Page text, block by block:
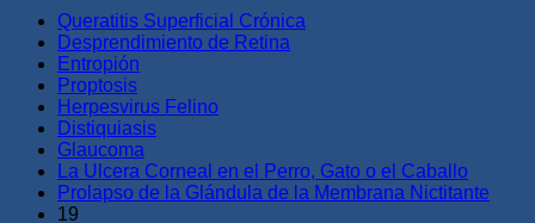
Queratitis Superficial Crónica
Desprendimiento de Retina
Entropión
Proptosis
Herpesvirus Felino
Distiquiasis
Glaucoma
La Ulcera Corneal en el Perro, Gato o el Caballo
Prolapso de la Glándula de la Membrana Nictitante
19